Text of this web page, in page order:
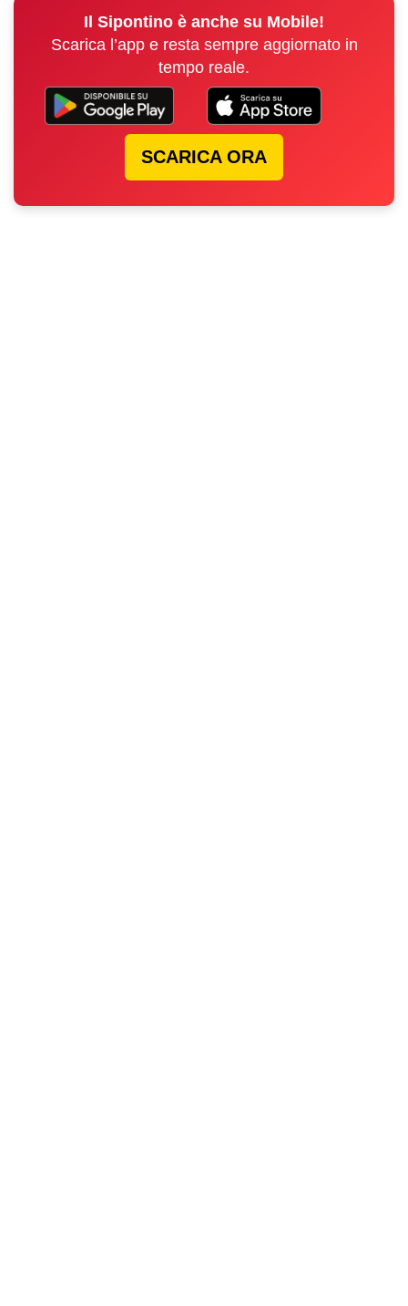
Il Sipontino è anche su Mobile!
Scarica l’app e resta sempre aggiornato in
tempo reale.
SCARICA ORA